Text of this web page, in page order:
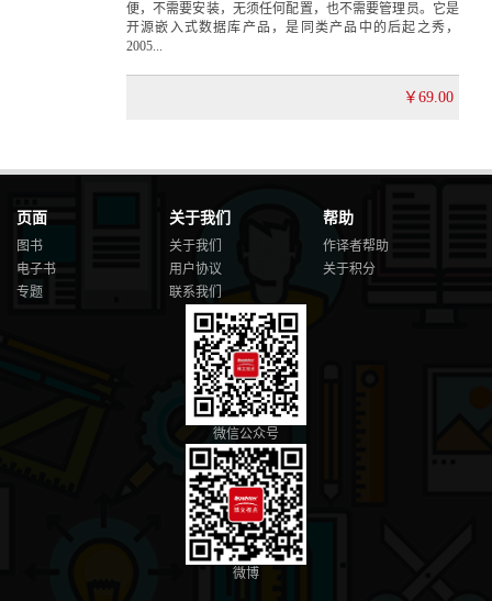
便，不需要安装，无须任何配置，也不需要管理员。它是
开源嵌入式数据库产品，是同类产品中的后起之秀，
2005...
￥69.00
页面
图书
电子书
专题
关于我们
关于我们
用户协议
联系我们
帮助
作译者帮助
关于积分
微信公众号
微博